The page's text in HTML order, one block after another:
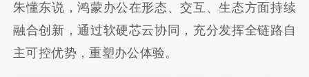
朱懂东说，鸿蒙办公在形态、交互、生态方面持续
融合创新，通过软硬芯云协同，充分发挥全链路自
主可控优势，重塑办公体验。